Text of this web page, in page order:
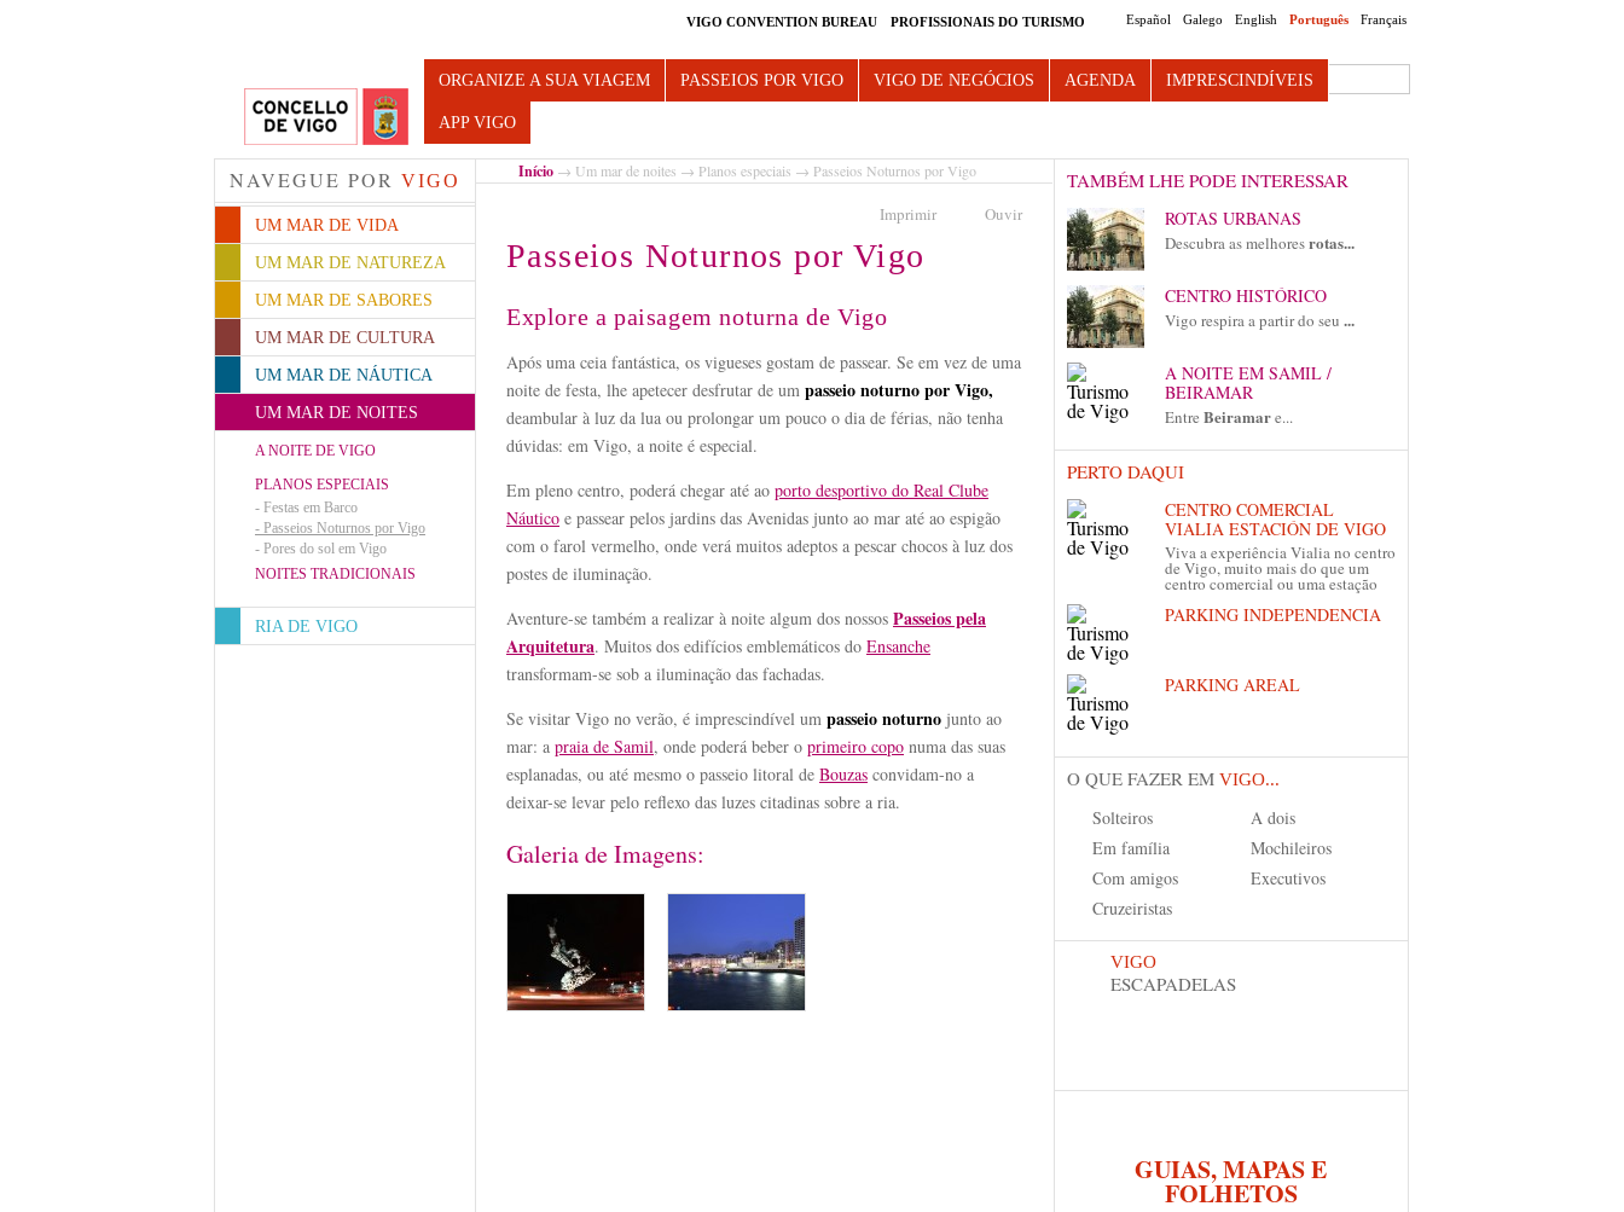
Español Galego English Português Français
VIGO CONVENTION BUREAU PROFISSIONAIS DO TURISMO
Turismo de Vigo Search this site
ORGANIZE A SUA VIAGEM PASSEIOS POR VIGO VIGO DE NEGÓCIOS AGENDA IMPRESCINDÍVEIS
APP VIGO
NAVEGUE POR VIGO
UM MAR DE VIDA
UM MAR DE NATUREZA
UM MAR DE SABORES
UM MAR DE CULTURA
UM MAR DE NÁUTICA
UM MAR DE NOITES
A NOITE DE VIGO
PLANOS ESPECIAIS
- Festas em Barco
- Passeios Noturnos por Vigo
- Pores do sol em Vigo
NOITES TRADICIONAIS
RIA DE VIGO
Início → Um mar de noites → Planos especiais → Passeios Noturnos por Vigo
Imprimir Ouvir
Passeios Noturnos por Vigo
Explore a paisagem noturna de Vigo
Após uma ceia fantástica, os vigueses gostam de passear. Se em vez de uma
noite de festa, lhe apetecer desfrutar de um passeio noturno por Vigo,
deambular à luz da lua ou prolongar um pouco o dia de férias, não tenha
dúvidas: em Vigo, a noite é especial.
Em pleno centro, poderá chegar até ao porto desportivo do Real Clube
Náutico e passear pelos jardins das Avenidas junto ao mar até ao espigão
com o farol vermelho, onde verá muitos adeptos a pescar chocos à luz dos
postes de iluminação.
Aventure-se também a realizar à noite algum dos nossos Passeios pela
Arquitetura. Muitos dos edifícios emblemáticos do Ensanche
transformam-se sob a iluminação das fachadas.
Se visitar Vigo no verão, é imprescindível um passeio noturno junto ao
mar: a praia de Samil, onde poderá beber o primeiro copo numa das suas
esplanadas, ou até mesmo o passeio litoral de Bouzas convidam-no a
deixar-se levar pelo reflexo das luzes citadinas sobre a ria.
Galeria de Imagens:
TAMBÉM LHE PODE INTERESSAR
ROTAS URBANAS
Descubra as melhoresrotas...
CENTRO HISTÓRICO
Vigo respira a partir do seu ...
A NOITE EM SAMIL /
BEIRAMAR
Entre Beiramare...
PERTO DAQUI
CENTRO COMERCIAL
VIALIA ESTACIÓN DE VIGO
Viva a experiência Vialia no centro
de Vigo, muito mais do que um
centro comercial ou uma estação
PARKING INDEPENDENCIA
PARKING AREAL
O QUE FAZER EM VIGO...
Solteiros
A dois
Em família
Mochileiros
Com amigos
Executivos
Cruzeiristas
VIGO
ESCAPADELAS
GUIAS, MAPAS E
FOLHETOS